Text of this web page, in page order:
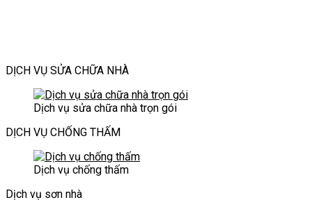
DỊCH VỤ SỬA CHỮA NHÀ
Dịch vụ sửa chữa nhà trọn gói
DỊCH VỤ CHỐNG THẤM
Dịch vụ chống thấm
Dịch vụ sơn nhà